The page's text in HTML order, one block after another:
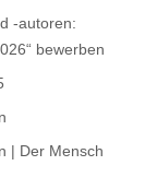
-autoren:
bewerben
| Der Mensch